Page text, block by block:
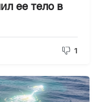
ее тело в
1